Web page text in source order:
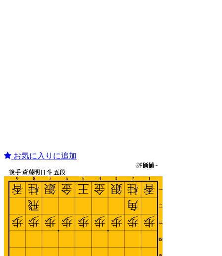
お気に入りに追加
1
2
3
4
5
6
7
8
9
一
二
三
四
後手 斎藤明日斗 五段
評価値 -
香
歩
桂
角
歩
銀
歩
金
歩
王
歩
金
歩
銀
歩
桂
飛
歩
香
歩